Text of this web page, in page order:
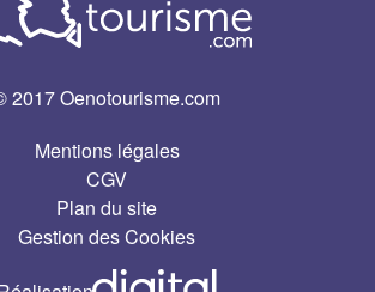
2017 Oenotourisme.com
Mentions légales
CGV
Plan du site
Gestion des Cookies